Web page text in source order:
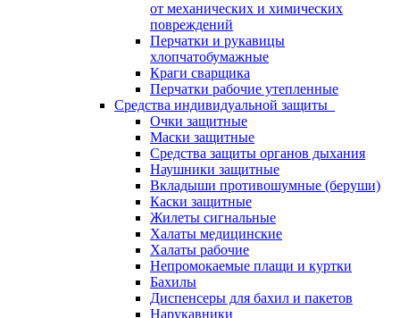
от механических и химических
повреждений
Перчатки и рукавицы
хлопчатобумажные
Краги сварщика
Перчатки рабочие утепленные
Средства индивидуальной защиты
Очки защитные
Маски защитные
Средства защиты органов дыхания
Наушники защитные
Вкладыши противошумные (беруши)
Каски защитные
Жилеты сигнальные
Халаты медицинские
Халаты рабочие
Непромокаемые плащи и куртки
Бахилы
Диспенсеры для бахил и пакетов
Нарукавники